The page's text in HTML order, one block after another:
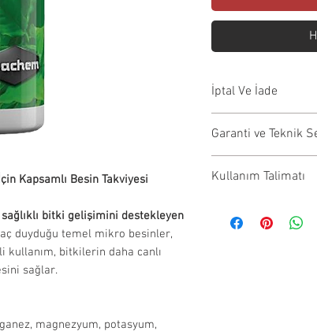
Kapsamlı Besin Takviyesi
bitki gelişimini destekleyen
duyduğu temel mikro besinler,
bitkilerin daha canlı
sağlar.
magnezyum, potasyum,
İptal Ve İade
önce iptal
ödemeniz aynı
İade Koşulları:
görmemiş
Orijinal
sebeplerle
olmayan
Garanti ve Teknik
onarım,
Garanti
Eğer ithalatçı
bizimle
Kullanım Talimatı
kullanım
amaçlıdır.
talimatlarını